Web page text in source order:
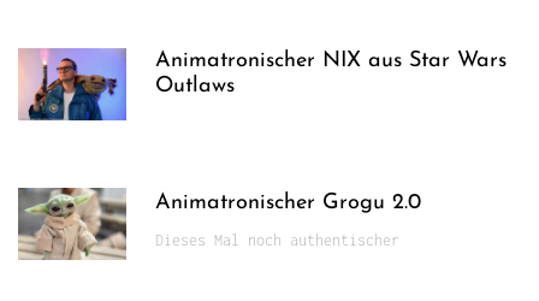
Animatronischer NIX aus Star Wars
Outlaws
Animatronischer Grogu 2.0
Dieses Mal noch authentischer